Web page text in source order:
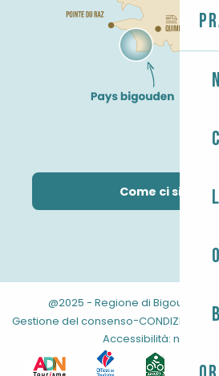
Come ci si
@2025 - Regione di Bigouden
Gestione del consenso-CONDIZIONI
Accessibilità: non